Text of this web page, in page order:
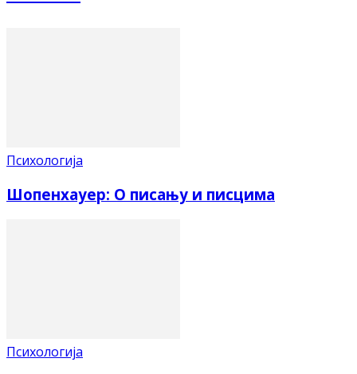
Психологија
Шопенхауер: О писању и писцима
Психологија